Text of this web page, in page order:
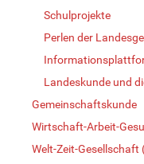
Schulprojekte
Perlen der
Landeskunde und
Gemeinschaftskunde
Wirtschaft-Arbeit-
Welt-Zeit-Gesellschaft